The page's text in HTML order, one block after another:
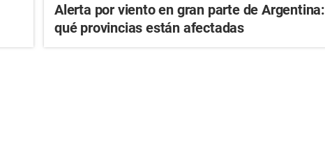
Alerta por viento en gran parte de Argentina:
qué provincias están afectadas